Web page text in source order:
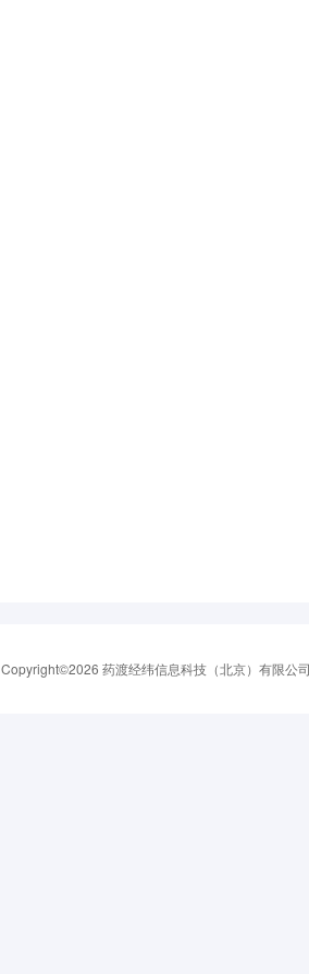
Copyright©2026 药渡经纬信息科技（北京）有限公